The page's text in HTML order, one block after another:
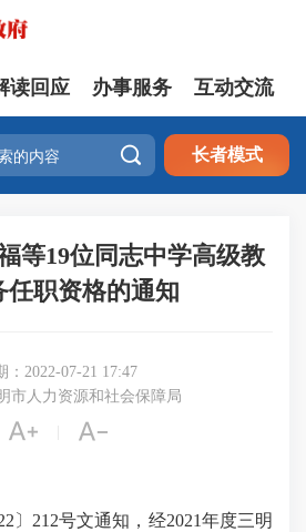
读回应 办事服务 互动交流
 长者模式
等19位同志中学高级教
任职资格的通知
：2022-07-21 17:47
市人力资源和社会保障局
 
〕212号文通知，经2021年度三明